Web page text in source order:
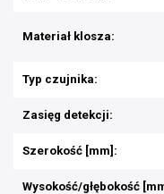
Materiał klosza:
Typ czujnika:
Zasięg detekcji:
Szerokość [mm]:
Wysokość/głębokość